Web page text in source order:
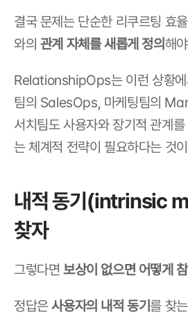
결국 문제는 단순한 리쿠르팅 효
와의 관계 자체를 새롭게 정의해
RelationshipOps는 이런 상황에
팀의 SalesOps, 마케팅팀의
서치팀도 사용자와 장기적 관계
는 체계적 전략이 필요하다는 것
내적 동기(intrinsic
찾자
그렇다면 보상이 없으면 어떻게
정답은 사용자의 내적 동기를 찾